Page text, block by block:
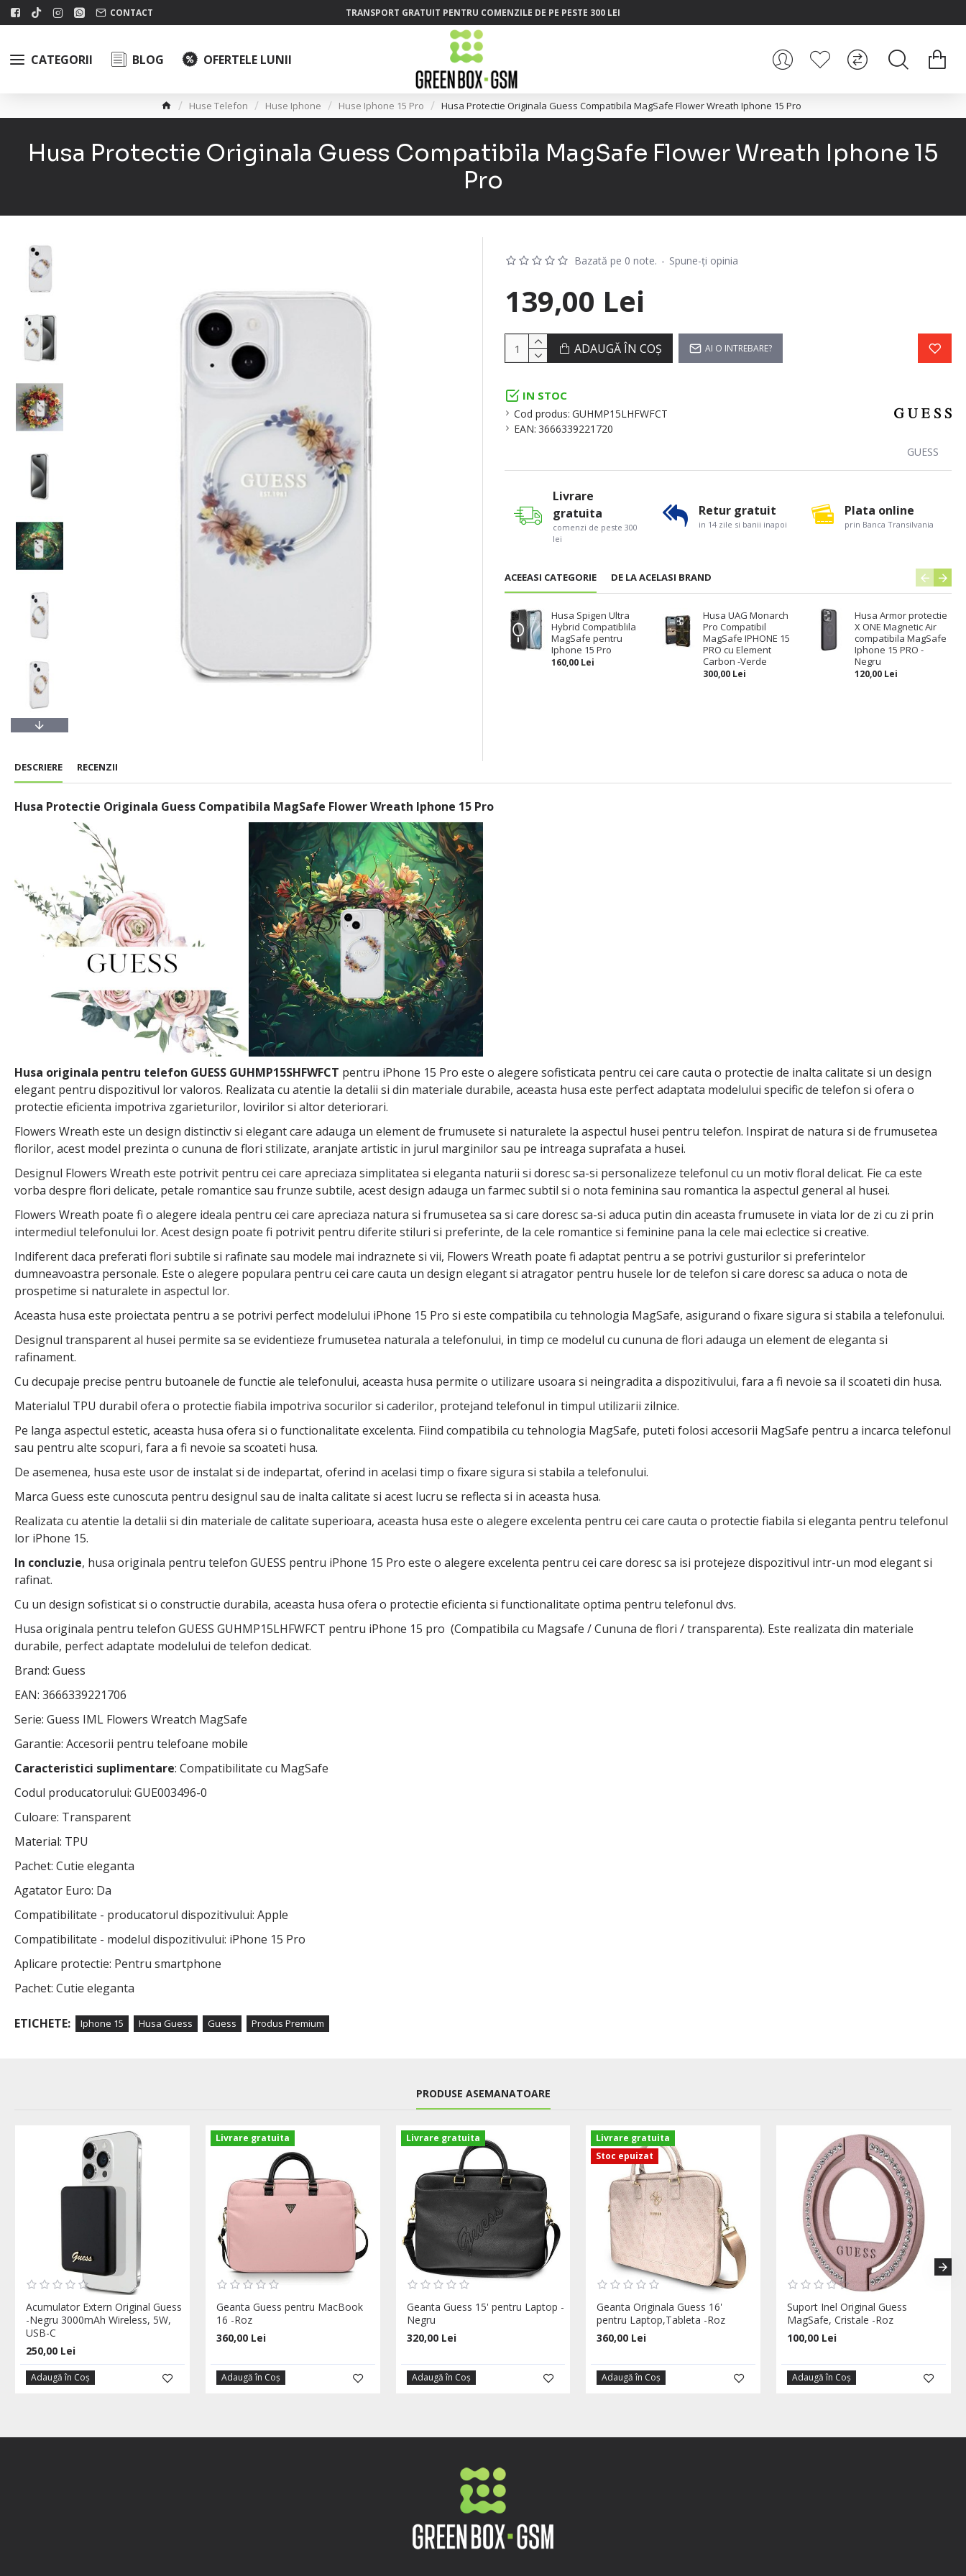
CONTACT TRANSPORT GRATUIT PENTRU COMENZILE DE PE PESTE 300 LEI
CATEGORII BLOG OFERTELE LUNII
Huse Telefon Huse Iphone Huse Iphone 15 Pro Husa Protectie Originala Guess Compatibila MagSafe Flower Wreath Iphone 15 Pro
Husa Protectie Originala Guess Compatibila MagSafe Flower Wreath Iphone 15
Pro
IN STOC
Cod produs: GUHMP15LHFWFCT
EAN: 3666339221720
GUESS
Bazată pe 0 note. - Spune-ţi opinia
139,00 Lei
ADAUGĂ ÎN COŞ AI O INTREBARE?
ACEEASI CATEGORIE DE LA ACELASI BRAND
Husa Spigen Ultra
Hybrid Compatiblila
MagSafe pentru
Iphone 15 Pro
160,00 Lei
Husa UAG Monarch
Pro Compatibil
MagSafe IPHONE 15
PRO cu Element
Carbon -Verde
300,00 Lei
Husa Armor protectie
X ONE Magnetic Air
compatibila MagSafe
Iphone 15 PRO -
Negru
120,00 Lei
Livrare
gratuita
comenzi de peste 300
lei
Retur gratuit
in 14 zile si banii inapoi
Plata online
prin Banca Transilvania
DESCRIERE RECENZII
Husa Protectie Originala Guess Compatibila MagSafe Flower Wreath Iphone 15 Pro
Husa originala pentru telefon GUESS GUHMP15SHFWFCT pentru iPhone 15 Pro este o alegere sofisticata pentru cei care cauta o protectie de inalta calitate si un design
elegant pentru dispozitivul lor valoros. Realizata cu atentie la detalii si din materiale durabile, aceasta husa este perfect adaptata modelului specific de telefon si ofera o
protectie eficienta impotriva zgarieturilor, lovirilor si altor deteriorari.
Flowers Wreath este un design distinctiv si elegant care adauga un element de frumusete si naturalete la aspectul husei pentru telefon. Inspirat de natura si de frumusetea
florilor, acest model prezinta o cununa de flori stilizate, aranjate artistic in jurul marginilor sau pe intreaga suprafata a husei.
Designul Flowers Wreath este potrivit pentru cei care apreciaza simplitatea si eleganta naturii si doresc sa-si personalizeze telefonul cu un motiv floral delicat. Fie ca este
vorba despre flori delicate, petale romantice sau frunze subtile, acest design adauga un farmec subtil si o nota feminina sau romantica la aspectul general al husei.
Flowers Wreath poate fi o alegere ideala pentru cei care apreciaza natura si frumusetea sa si care doresc sa-si aduca putin din aceasta frumusete in viata lor de zi cu zi prin
intermediul telefonului lor. Acest design poate fi potrivit pentru diferite stiluri si preferinte, de la cele romantice si feminine pana la cele mai eclectice si creative.
Indiferent daca preferati flori subtile si rafinate sau modele mai indraznete si vii, Flowers Wreath poate fi adaptat pentru a se potrivi gusturilor si preferintelor
dumneavoastra personale. Este o alegere populara pentru cei care cauta un design elegant si atragator pentru husele lor de telefon si care doresc sa aduca o nota de
prospetime si naturalete in aspectul lor.
Aceasta husa este proiectata pentru a se potrivi perfect modelului iPhone 15 Pro si este compatibila cu tehnologia MagSafe, asigurand o fixare sigura si stabila a telefonului.
Designul transparent al husei permite sa se evidentieze frumusetea naturala a telefonului, in timp ce modelul cu cununa de flori adauga un element de eleganta si
rafinament.
Cu decupaje precise pentru butoanele de functie ale telefonului, aceasta husa permite o utilizare usoara si neingradita a dispozitivului, fara a fi nevoie sa il scoateti din husa.
Materialul TPU durabil ofera o protectie fiabila impotriva socurilor si caderilor, protejand telefonul in timpul utilizarii zilnice.
Pe langa aspectul estetic, aceasta husa ofera si o functionalitate excelenta. Fiind compatibila cu tehnologia MagSafe, puteti folosi accesorii MagSafe pentru a incarca telefonul
sau pentru alte scopuri, fara a fi nevoie sa scoateti husa.
De asemenea, husa este usor de instalat si de indepartat, oferind in acelasi timp o fixare sigura si stabila a telefonului.
Marca Guess este cunoscuta pentru designul sau de inalta calitate si acest lucru se reflecta si in aceasta husa.
Realizata cu atentie la detalii si din materiale de calitate superioara, aceasta husa este o alegere excelenta pentru cei care cauta o protectie fiabila si eleganta pentru telefonul
lor iPhone 15.
In concluzie, husa originala pentru telefon GUESS pentru iPhone 15 Pro este o alegere excelenta pentru cei care doresc sa isi protejeze dispozitivul intr-un mod elegant si
rafinat.
Cu un design sofisticat si o constructie durabila, aceasta husa ofera o protectie eficienta si functionalitate optima pentru telefonul dvs.
Husa originala pentru telefon GUESS GUHMP15LHFWFCT pentru iPhone 15 pro (Compatibila cu Magsafe / Cununa de flori / transparenta). Este realizata din materiale
durabile, perfect adaptate modelului de telefon dedicat.
Brand: Guess
EAN: 3666339221706
Serie: Guess IML Flowers Wreatch MagSafe
Garantie: Accesorii pentru telefoane mobile
Caracteristici suplimentare: Compatibilitate cu MagSafe
Codul producatorului: GUE003496-0
Culoare: Transparent
Material: TPU
Pachet: Cutie eleganta
Agatator Euro: Da
Compatibilitate - producatorul dispozitivului: Apple
Compatibilitate - modelul dispozitivului: iPhone 15 Pro
Aplicare protectie: Pentru smartphone
Pachet: Cutie eleganta
ETICHETE: Iphone 15 Husa Guess Guess Produs Premium
PRODUSE ASEMANATOARE
Acumulator Extern Original Guess
-Negru 3000mAh Wireless, 5W,
USB-C
250,00 Lei
Adaugă în Coş
Livrare gratuita
Geanta Guess pentru MacBook
16 -Roz
360,00 Lei
Adaugă în Coş
Livrare gratuita
Geanta Guess 15' pentru Laptop -
Negru
320,00 Lei
Adaugă în Coş
Livrare gratuita
Stoc epuizat
Geanta Originala Guess 16'
pentru Laptop,Tableta -Roz
360,00 Lei
Adaugă în Coş
Suport Inel Original Guess
MagSafe, Cristale -Roz
100,00 Lei
Adaugă în Coş